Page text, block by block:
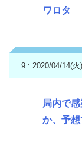
ワロタ
9 : 2020/04/14(
局内で
か、予